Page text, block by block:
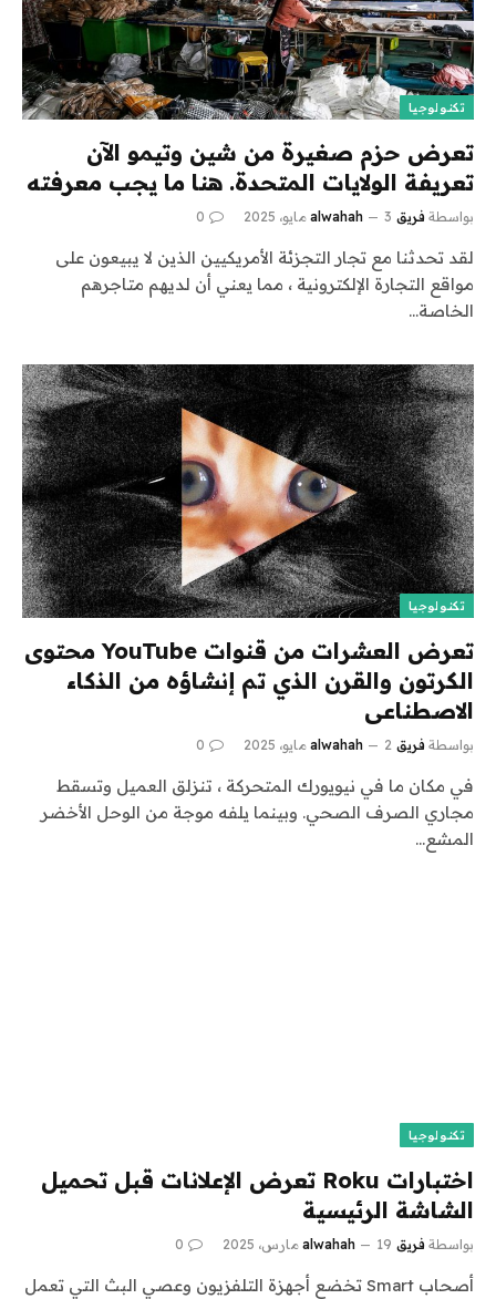
تكنولوجيا
تعرض حزم صغيرة من شين وتيمو الآن
تعريفة الولايات المتحدة. هنا ما يجب معرفته
بواسطة فريق alwahah 3 مايو، 2025 0
لقد تحدثنا مع تجار التجزئة الأمريكيين الذين لا يبيعون على
مواقع التجارة الإلكترونية ، مما يعني أن لديهم متاجرهم
الخاصة…
تكنولوجيا
تعرض العشرات من قنوات YouTube محتوى
الكرتون والقرن الذي تم إنشاؤه من الذكاء
الاصطناعى
بواسطة فريق alwahah 2 مايو، 2025 0
في مكان ما في نيويورك المتحركة ، تنزلق العميل وتسقط
مجاري الصرف الصحي. وبينما يلفه موجة من الوحل الأخضر
المشع…
تكنولوجيا
اختبارات Roku تعرض الإعلانات قبل تحميل
الشاشة الرئيسية
بواسطة فريق alwahah 19 مارس، 2025 0
أصحاب Smart تخضع أجهزة التلفزيون وعصي البث التي تعمل